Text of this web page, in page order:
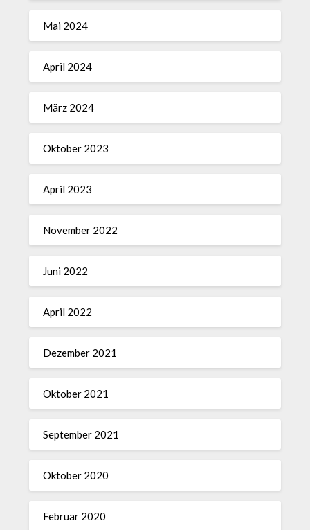
Mai 2024
April 2024
März 2024
Oktober 2023
April 2023
November 2022
Juni 2022
April 2022
Dezember 2021
Oktober 2021
September 2021
Oktober 2020
Februar 2020